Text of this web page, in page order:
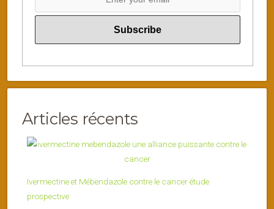
Articles récents
Ivermectine et Mébendazole contre le cancer étude
prospective